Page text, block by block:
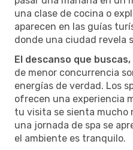
una clase de cocina o
aparecen en las guías
donde una ciudad revela
El descanso que
de menor concurrencia
energías de verdad. Los
ofrecen una experiencia
tu visita se sienta mucho
una jornada de spa se
el ambiente es tranquilo.